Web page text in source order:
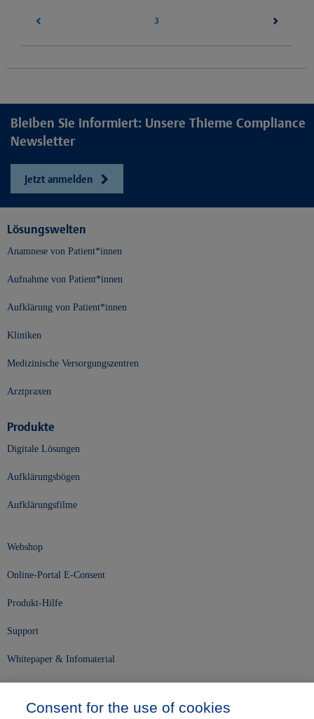
3
Bleiben Sie informiert: Unsere Thieme Compliance
Newsletter
Jetzt anmelden
Lösungswelten
Anamnese von Patient*innen
Aufnahme von Patient*innen
Aufklärung von Patient*innen
Kliniken
Medizinische Versorgungszentren
Arztpraxen
Produkte
Digitale Lösungen
Aufklärungsbögen
Aufklärungsfilme
Webshop
Online-Portal E-Consent
Produkt-Hilfe
Support
Whitepaper & Infomaterial
Consent for the use of cookies